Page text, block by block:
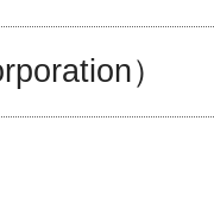
）